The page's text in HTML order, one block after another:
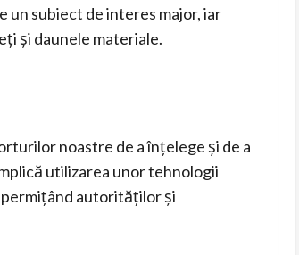
un subiect de interes major, iar
și daunele materiale.
noastre de a înțelege și de a
utilizarea unor tehnologii
permițând autorităților și